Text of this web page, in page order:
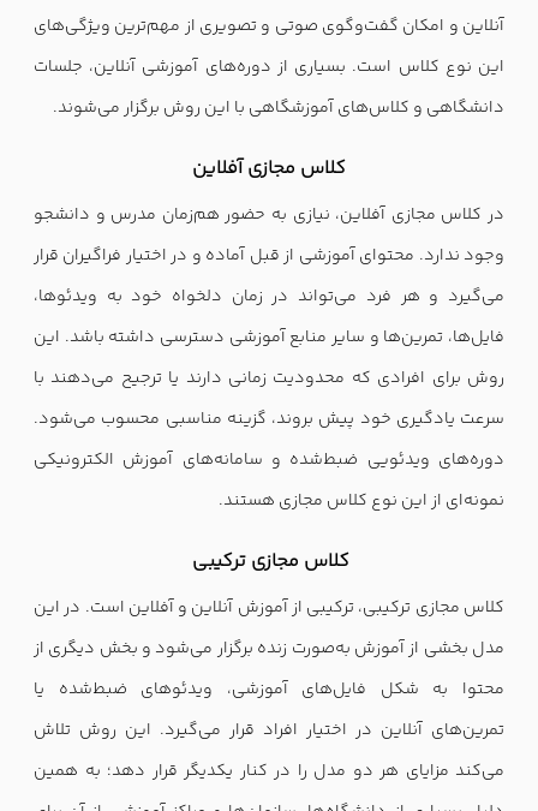
آنلاین و امکان گفت‌وگوی صوتی و تصویری از مهم‌ترین ویژگی‌های
این نوع کلاس است. بسیاری از دوره‌های آموزشی آنلاین، جلسات
دانشگاهی و کلاس‌های آموزشگاهی با این روش برگزار می‌شوند.
کلاس مجازی آفلاین
در کلاس مجازی آفلاین، نیازی به حضور هم‌زمان مدرس و دانشجو
وجود ندارد. محتوای آموزشی از قبل آماده و در اختیار فراگیران قرار
می‌گیرد و هر فرد می‌تواند در زمان دلخواه خود به ویدئوها،
فایل‌ها، تمرین‌ها و سایر منابع آموزشی دسترسی داشته باشد. این
روش برای افرادی که محدودیت زمانی دارند یا ترجیح می‌دهند با
سرعت یادگیری خود پیش بروند، گزینه مناسبی محسوب می‌شود.
دوره‌های ویدئویی ضبط‌شده و سامانه‌های آموزش الکترونیکی
نمونه‌ای از این نوع کلاس مجازی هستند.
کلاس مجازی ترکیبی
کلاس مجازی ترکیبی، ترکیبی از آموزش آنلاین و آفلاین است. در این
مدل بخشی از آموزش به‌صورت زنده برگزار می‌شود و بخش دیگری از
محتوا به شکل فایل‌های آموزشی، ویدئوهای ضبط‌شده یا
تمرین‌های آنلاین در اختیار افراد قرار می‌گیرد. این روش تلاش
می‌کند مزایای هر دو مدل را در کنار یکدیگر قرار دهد؛ به همین